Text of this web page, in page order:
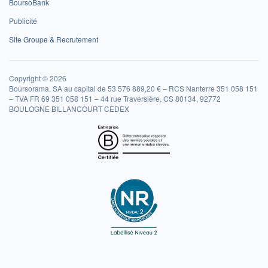
BoursoBank
Publicité
Site Groupe & Recrutement
Copyright © 2026
Boursorama, SA au capital de 53 576 889,20 € – RCS Nanterre 351 058 151
– TVA FR 69 351 058 151 – 44 rue Traversière, CS 80134, 92772
BOULOGNE BILLANCOURT CEDEX